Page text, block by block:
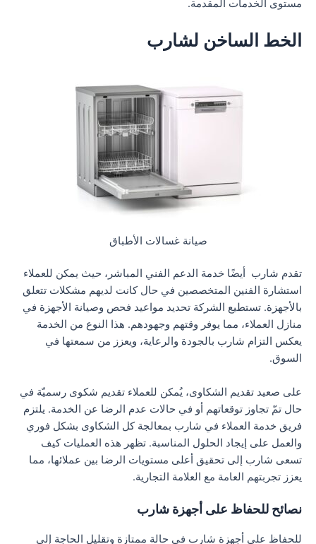
مستوى الخدمات المقدمة.
الخط الساخن لشارب
صيانة غسالات الأطباق
تقدم شارب أيضًا خدمة الدعم الفني المباشر، حيث يمكن للعملاء
استشارة الفنين المتخصصين في حال كانت لديهم مشكلات تتعلق
بالأجهزة. تستطيع الشركة تحديد مواعيد فحص وصيانة الأجهزة في
منازل العملاء، مما يوفر وقتهم وجهودهم. هذا النوع من الخدمة
يعكس التزام شارب بالجودة والرعاية، ويعزز من سمعتها في
السوق.
على صعيد تقديم الشكاوى، يُمكن للعملاء تقديم شكوى رسميّة في
حال تمّ تجاوز توقعاتهم أو في حالات عدم الرضا عن الخدمة. يلتزم
فريق خدمة العملاء في شارب بمعالجة كل الشكاوى بشكل فوري
والعمل على إيجاد الحلول المناسبة. تظهر هذه العمليات كيف
تسعى شارب إلى تحقيق أعلى مستويات الرضا بين عملائها، مما
يعزز تجربتهم العامة مع العلامة التجارية.
نصائح للحفاظ على أجهزة شارب
للحفاظ على أجهزة شارب في حالة ممتازة وتقليل الحاجة إلى